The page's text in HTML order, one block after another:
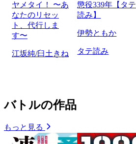
ヤメタイ！ 〜あ
なたのリセッ
ト、代行しま
す〜
江坂純/臼土きね
懲役339年【タテ
読み】
伊勢ともか
タテ読み
バトルの作品
もっと見る